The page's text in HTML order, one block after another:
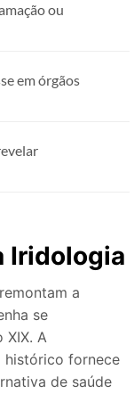
ou
em órgãos
Iridologia
a
se
XIX. A
histórico fornece
de saúde